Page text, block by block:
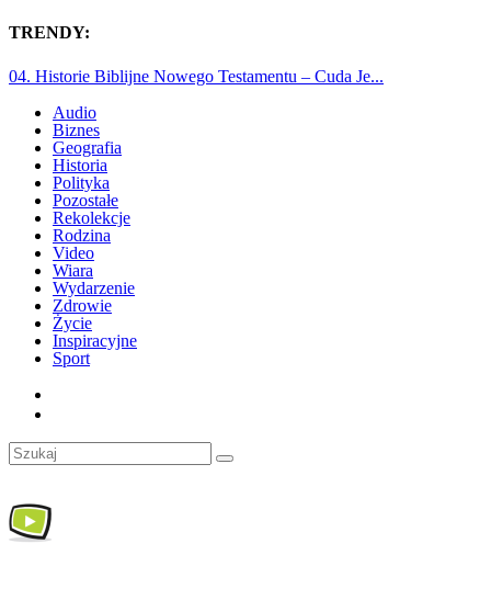
TRENDY:
04. Historie Biblijne Nowego Testamentu – Cuda Je...
Audio
Biznes
Geografia
Historia
Polityka
Pozostałe
Rekolekcje
Rodzina
Video
Wiara
Wydarzenie
Zdrowie
Życie
Inspiracyjne
Sport